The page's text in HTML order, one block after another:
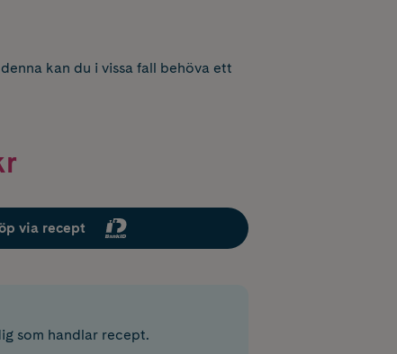
kan du i vissa fall behöva ett
via recept
som handlar recept.